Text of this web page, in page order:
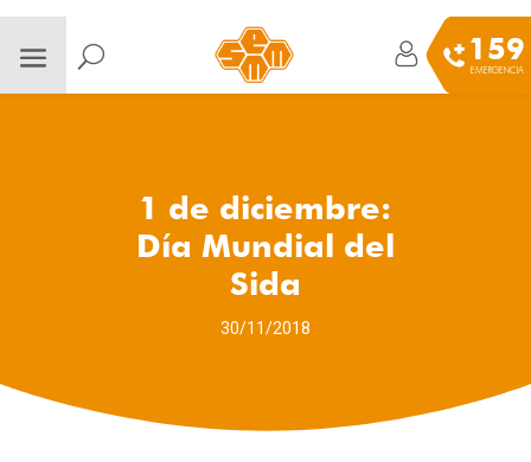
159
EMERGENCIA
1 de diciembre:
Día Mundial del
Sida
30/11/2018